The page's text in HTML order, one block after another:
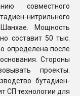
совместного
нитрильного
Мощность
составит 50 тыс.
определена после
Стороны
проекты:
бутадиен-
СП технологии для